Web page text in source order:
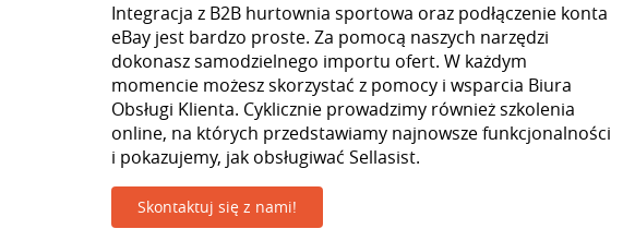
Integracja z B2B hurtownia sportowa oraz podłączenie konta
eBay jest bardzo proste. Za pomocą naszych narzędzi
dokonasz samodzielnego importu ofert. W każdym
momencie możesz skorzystać z pomocy i wsparcia Biura
Obsługi Klienta. Cyklicznie prowadzimy również szkolenia
online, na których przedstawiamy najnowsze funkcjonalności
i pokazujemy, jak obsługiwać Sellasist.
Skontaktuj się z nami!